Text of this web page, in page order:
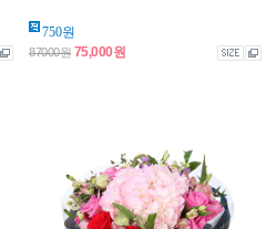
750원
87000원 75,000원